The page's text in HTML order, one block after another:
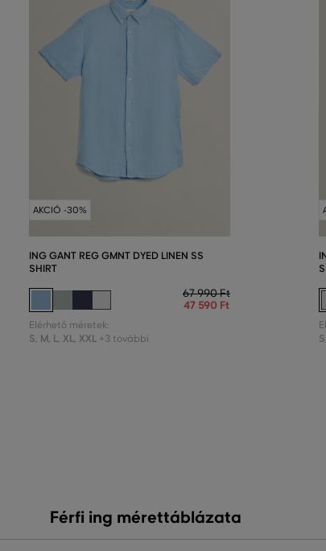
AKCIÓ -30%
ING GANT REG GMNT DYED LINEN SS
SHIRT
67 990 Ft
47 590 Ft
Elérhető méretek:
S, M, L, XL, XXL +3 további S
Férfi ing mérettáblázata